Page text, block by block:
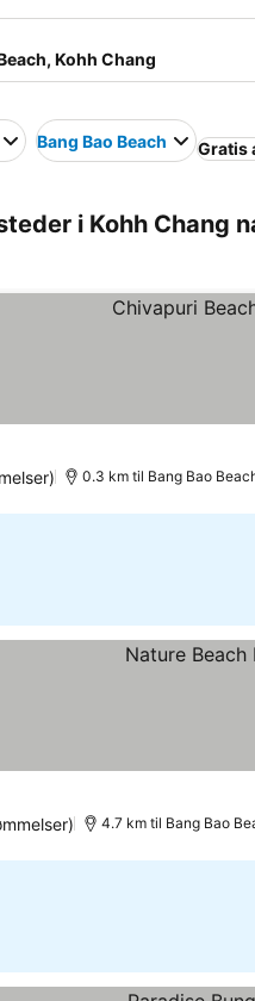
Bang Bao Beach Gratis
i Kohh Chang
0.3 km til Bang Bao
4.7 km til Bang Bao